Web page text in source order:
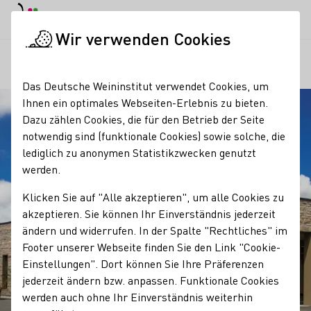
Wir verwenden Cookies
Das Deutsche Weininstitut verwendet Cookies, um
Ihnen ein optimales Webseiten-Erlebnis zu bieten.
Dazu zählen Cookies, die für den Betrieb der Seite
notwendig sind (funktionale Cookies) sowie solche, die
lediglich zu anonymen Statistikzwecken genutzt
werden.
Klicken Sie auf "Alle akzeptieren", um alle Cookies zu
akzeptieren. Sie können Ihr Einverständnis jederzeit
ändern und widerrufen. In der Spalte "Rechtliches" im
Footer unserer Webseite finden Sie den Link "Cookie-
Einstellungen". Dort können Sie Ihre Präferenzen
jederzeit ändern bzw. anpassen. Funktionale Cookies
werden auch ohne Ihr Einverständnis weiterhin